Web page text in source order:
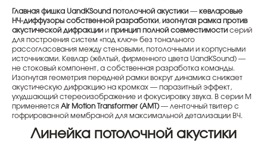
Главная фишка UandKSound потолочной акустики — кевларовые
НЧ-диффузоры собственной разработки, изогнутая рамка против
акустической дифракции и принцип полной совместимости серий
для построения систем «под ключ» без тонального
рассогласования между стеновыми, потолочными и корпусными
источниками. Кевлар (жёлтый, фирменного цвета UandKSound) —
не стоковый компонент, а собственная разработка команды.
Изогнутая геометрия передней рамки вокруг динамика снижает
акустическую дифракцию на кромках — паразитный эффект,
ухудшающий стереоизображение и фокусировку звука. В серии M
применяется Air Motion Transformer (AMT)— ленточный твитер с
гофрированной мембраной для максимальной детализации ВЧ.
Линейка потолочной акустики